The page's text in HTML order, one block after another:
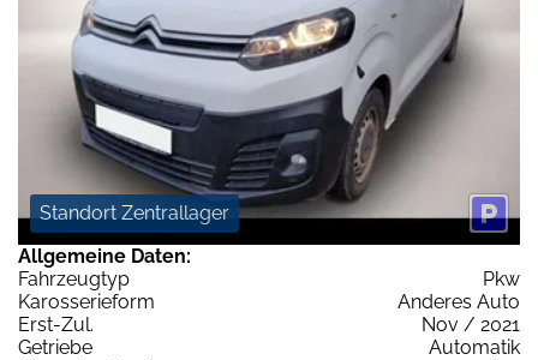
Standort Zentrallager
Allgemeine Daten:
Fahrzeugtyp
Pkw
Karosserieform
Anderes Auto
Erst-Zul.
Nov / 2021
Getriebe
Automatik